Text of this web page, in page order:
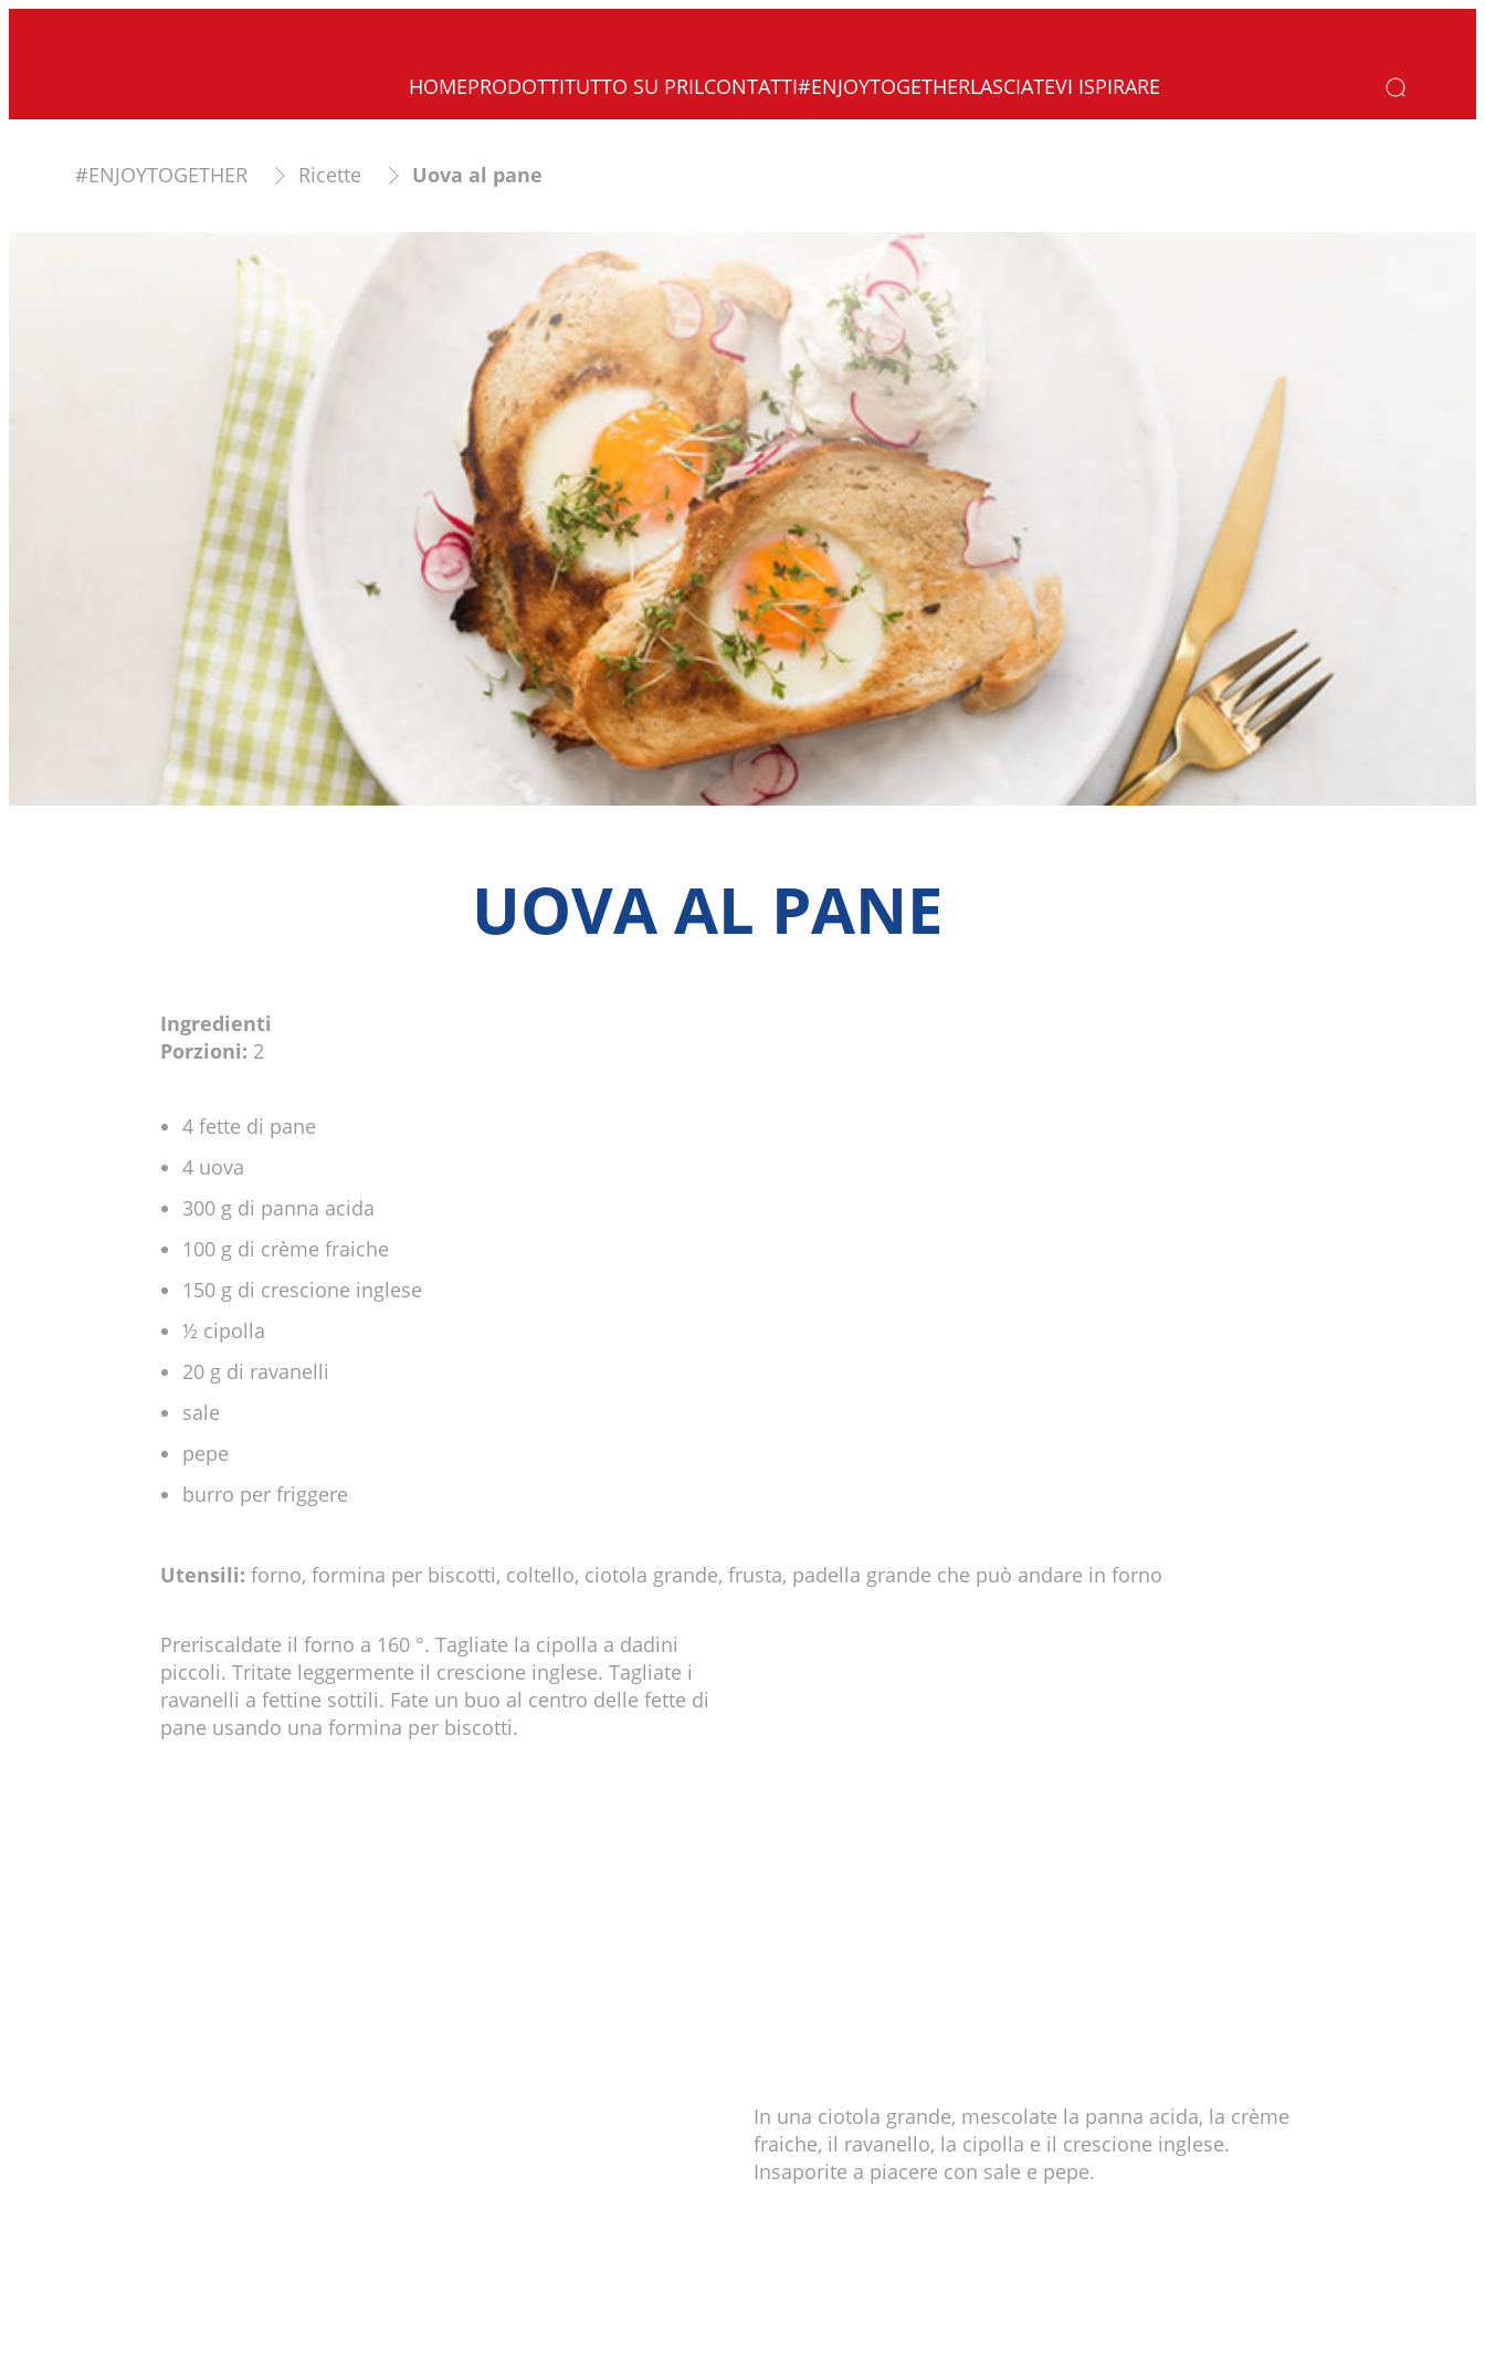
HOMEPRODOTTITUTTO SU PRILCONTATTI#ENJOYTOGETHERLASCIATEVI ISPIRARE
#ENJOYTOGETHER Ricette Uova al pane
UOVA AL PANE
Ingredienti
Porzioni: 2
4 fette di pane
4 uova
300 g di panna acida
100 g di crème fraiche
150 g di crescione inglese
½ cipolla
20 g di ravanelli
sale
pepe
burro per friggere
Utensili: forno, formina per biscotti, coltello, ciotola grande, frusta, padella grande che può andare in forno
Preriscaldate il forno a 160 °. Tagliate la cipolla a dadini
piccoli. Tritate leggermente il crescione inglese. Tagliate i
ravanelli a fettine sottili. Fate un buo al centro delle fette di
pane usando una formina per biscotti.
In una ciotola grande, mescolate la panna acida, la crème
fraiche, il ravanello, la cipolla e il crescione inglese.
Insaporite a piacere con sale e pepe.